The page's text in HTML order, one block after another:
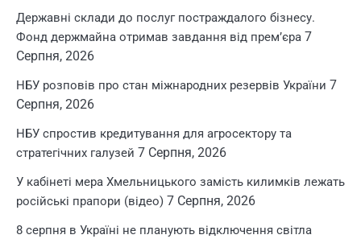
Державні склади до послуг постраждалого бізнесу.
Фонд держмайна отримав завдання від прем’єра 7
Серпня, 2026
НБУ розповів про стан міжнародних резервів України 7
Серпня, 2026
НБУ спростив кредитування для агросектору та
стратегічних галузей 7 Серпня, 2026
У кабінеті мера Хмельницького замість килимків лежать
російські прапори (відео) 7 Серпня, 2026
8 серпня в Україні не планують відключення світла